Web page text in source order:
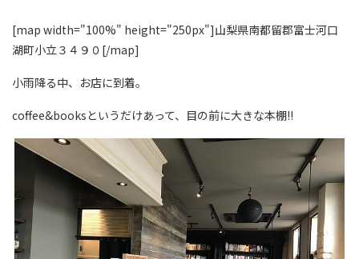
[map width="100%" height="250px"]山梨県南都留郡富士河口
湖町小立３４９０[/map]
小雨降る中、お店に到着。
coffee&booksというだけあって、目の前に大きな本棚!!